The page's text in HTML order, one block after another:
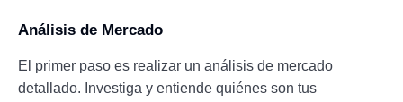
Análisis de Mercado
El primer paso es realizar un análisis de mercado
detallado. Investiga y entiende quiénes son tus